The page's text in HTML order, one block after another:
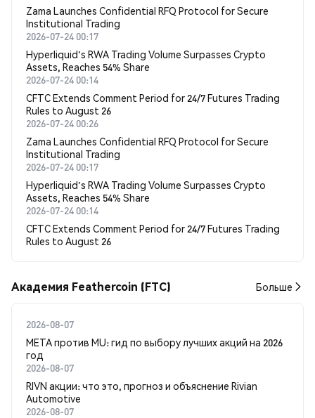
Zama Launches Confidential RFQ Protocol for Secure
Institutional Trading
2026-07-24 00:17
Hyperliquid's RWA Trading Volume Surpasses Crypto
Assets, Reaches 54% Share
2026-07-24 00:14
CFTC Extends Comment Period for 24/7 Futures Trading
Rules to August 26
2026-07-24 00:26
Zama Launches Confidential RFQ Protocol for Secure
Institutional Trading
2026-07-24 00:17
Hyperliquid's RWA Trading Volume Surpasses Crypto
Assets, Reaches 54% Share
2026-07-24 00:14
CFTC Extends Comment Period for 24/7 Futures Trading
Rules to August 26
Академия Feathercoin (FTC) Больше
2026-08-07
META против MU: гид по выбору лучших акций на 2026
год
2026-08-07
RIVN акции: что это, прогноз и объяснение Rivian
Automotive
2026-08-07